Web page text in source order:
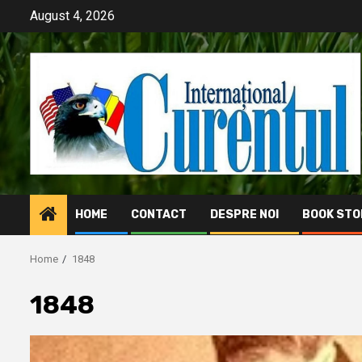
content
August 4, 2026
HOME CONTACT DESPRE NOI BOOK
Home 1848
1848